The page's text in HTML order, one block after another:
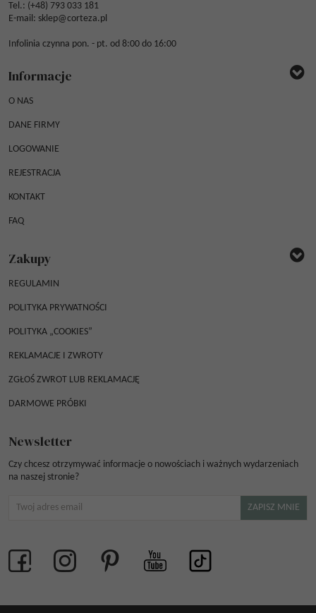
Tel.: (+48) 793 033 181
E-mail: sklep@corteza.pl
Infolinia czynna pon. - pt. od 8:00 do 16:00
Informacje
O NAS
DANE FIRMY
LOGOWANIE
REJESTRACJA
KONTAKT
FAQ
Zakupy
REGULAMIN
POLITYKA PRYWATNOŚCI
POLITYKA „COOKIES”
REKLAMACJE I ZWROTY
ZGŁOŚ ZWROT LUB REKLAMACJĘ
DARMOWE PRÓBKI
Newsletter
Czy chcesz otrzymywać informacje o nowościach i ważnych wydarzeniach
na naszej stronie?